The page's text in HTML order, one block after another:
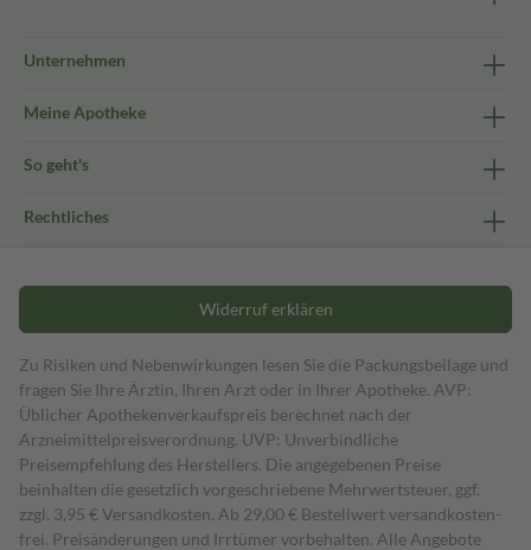
Unternehmen
Meine Apotheke
So geht's
Rechtliches
Widerruf erklären
Zu Risiken und Nebenwirkungen lesen Sie die Packungsbeilage und
fragen Sie Ihre Ärztin, Ihren Arzt oder in Ihrer Apotheke. AVP:
Üblicher Apothekenverkaufspreis berechnet nach der
Arzneimittelpreisverordnung. UVP: Unverbindliche
Preisempfehlung des Herstellers. Die angegebenen Preise
beinhalten die gesetzlich vorgeschriebene Mehrwertsteuer, ggf.
zzgl. 3,95 € Versandkosten. Ab 29,00 € Bestell­wert versand­kosten­
frei. Preisänderungen und Irrtümer vorbehalten. Alle Angebote